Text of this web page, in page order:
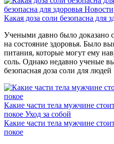
безопасна для здоровья Новости
Какая доза соли безопасна для
Учеными давно было доказано
на состояние здоровья. Было
питания, которые могут ему
соль. Однако недавно ученые
безопасная доза соли для людей
Какие части тела мужчине
покое Уход за собой
Какие части тела мужчине
покое